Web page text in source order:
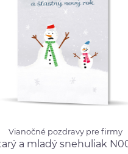
pozdravy pre firmy
a mladý snehuliak
Vianočné pozdravy pre firmy
a mladý snehuliak